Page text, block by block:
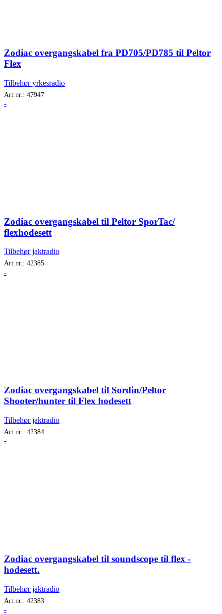
Zodiac overgangskabel fra PD705/PD785 til Peltor
Flex
Tilbehør yrkesradio
Art.nr.: 47947
-
Zodiac overgangskabel til Peltor SporTac/
flexhodesett
Tilbehør jaktradio
Art.nr.: 42385
-
Zodiac overgangskabel til Sordin/Peltor
Shooter/hunter til Flex hodesett
Tilbehør jaktradio
Art.nr.: 42384
-
Zodiac overgangskabel til soundscope til flex -
hodesett.
Tilbehør jaktradio
Art.nr.: 42383
-